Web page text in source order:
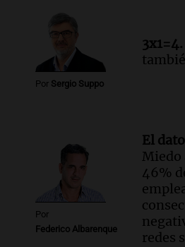
Informados al regreso
Episodios
Por Sergio Suppo
3x1=4.
Por
Federico Albarenque
El
Miedo
46%
redes